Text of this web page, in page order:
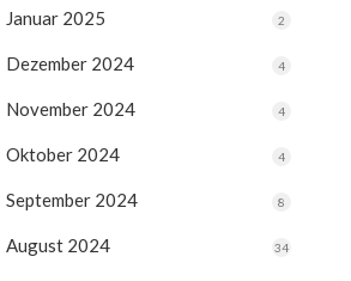
Januar 2025 2
Dezember 2024 4
November 2024 4
Oktober 2024 4
September 2024 8
August 2024 34